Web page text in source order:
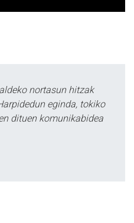
nortasun hitzak
eginda, tokiko
dituen komunikabidea